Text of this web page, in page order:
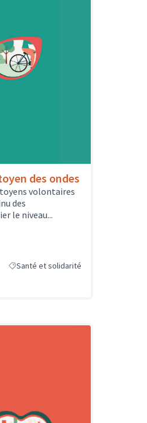
des ondes
volontaires
des
le niveau...
Santé et solidarité